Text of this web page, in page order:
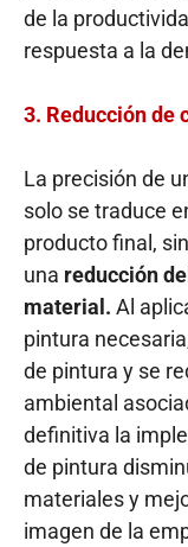
de la
respuesta a la
3. Reducción de
La precisión de
solo se traduce
producto final,
una reducción
material. Al
pintura
de pintura y se
ambiental
definitiva la
de pintura
materiales y
imagen de la